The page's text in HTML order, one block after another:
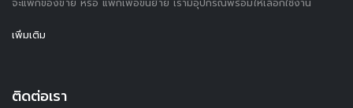
จะแพ็กของขาย หรือ แพ็กเพื่อขนย้าย เรามีอุปกรณ์พร้อมให้เลือกใช้งาน
เพิ่มเติม
ติดต่อเรา